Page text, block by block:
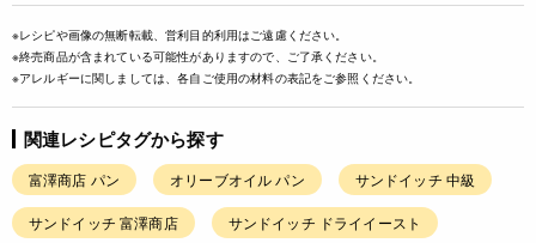
※レシピや画像の無断転載、営利目的利用はご遠慮ください。
※終売商品が含まれている可能性がありますので、ご了承ください。
※アレルギーに関しましては、各自ご使用の材料の表記をご参照ください。
関連レシピタグから探す
富澤商店 パン オリーブオイル パン サンドイッチ 中級
サンドイッチ 富澤商店 サンドイッチ ドライイースト